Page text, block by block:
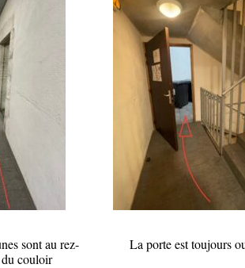
sont au rez-
du couloir
La porte est toujours